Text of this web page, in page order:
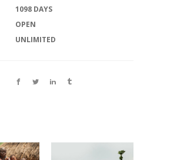
1098 DAYS
OPEN
UNLIMITED